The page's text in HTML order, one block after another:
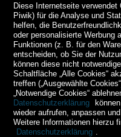
Diese Internetseite
Piwik) für die Analyse und
helfen, die
oder personalisierte Werbung
Funktionen (z. B. für den
entscheiden, ob Sie der
können diese nicht
Schaltfläche „Alle Cookies“
treffen („Ausgewählte
„Notwendige Cookies“
Datenschutzerklärung
wieder aufrufen, anpassen
Weitere Informationen hierzu
Datenschutzerklärung